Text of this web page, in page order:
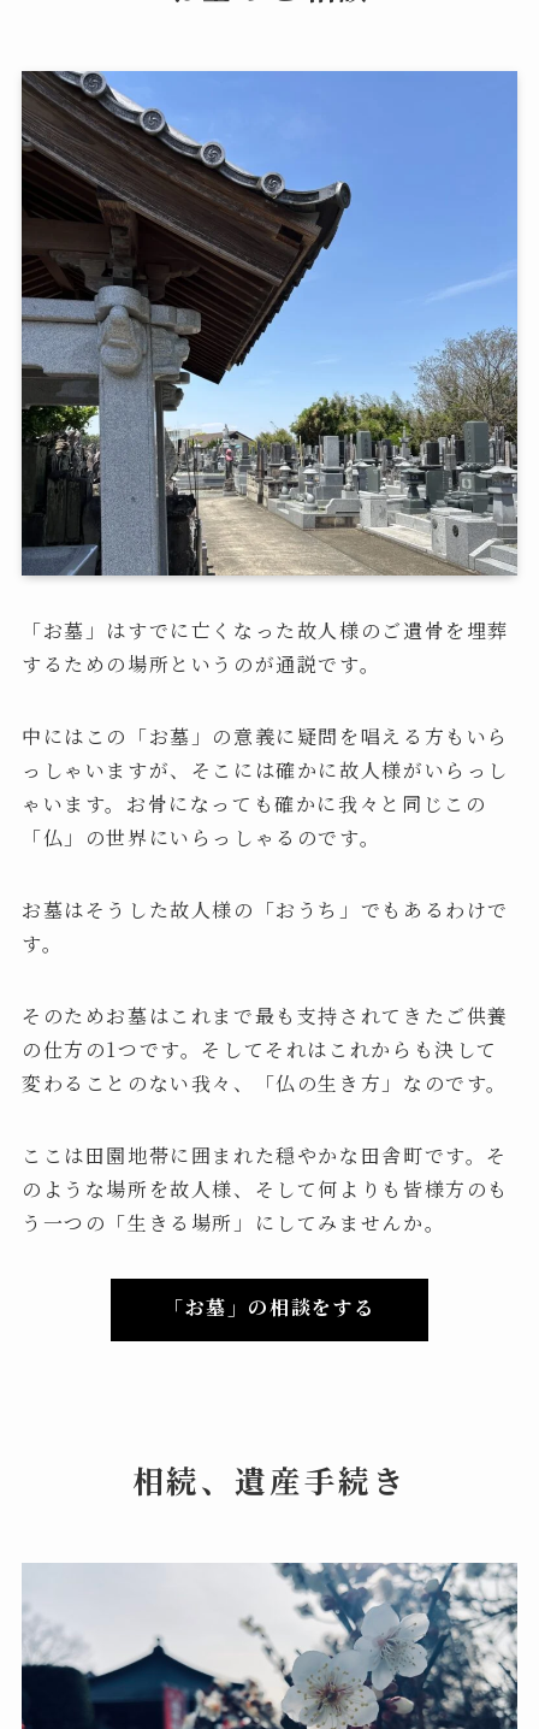
「お墓」はすでに亡くなった故人様のご遺骨を埋葬
するための場所というのが通説です。
中にはこの「お墓」の意義に疑問を唱える方もいら
っしゃいますが、そこには確かに故人様がいらっし
ゃいます。お骨になっても確かに我々と同じこの
「仏」の世界にいらっしゃるのです。
お墓はそうした故人様の「おうち」でもあるわけで
す。
そのためお墓はこれまで最も支持されてきたご供養
の仕方の1つです。そしてそれはこれからも決して
変わることのない我々、「仏の生き方」なのです。
ここは田園地帯に囲まれた穏やかな田舎町です。そ
のような場所を故人様、そして何よりも皆様方のも
う一つの「生きる場所」にしてみませんか。
「お墓」の相談をする
相続、遺産手続き